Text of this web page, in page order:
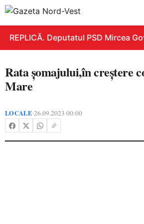
REPLICĂ. Deputatul PSD Mircea
Rata șomajului,în creștere
Mare
LOCALE•26.09.2023 00:00